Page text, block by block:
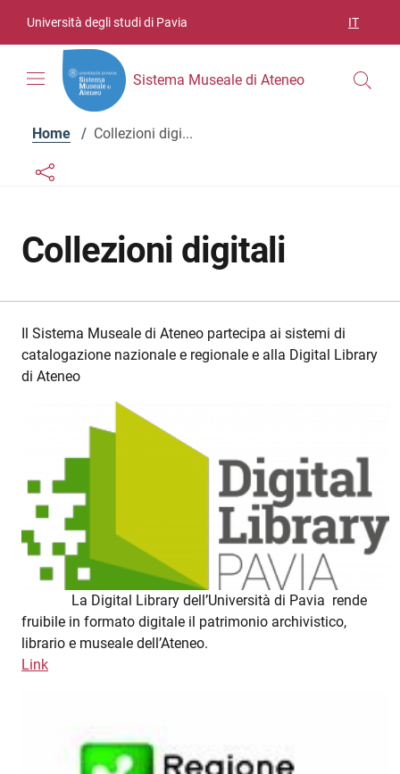
Università degli studi di Pavia IT
Sistema Museale di Ateneo
Home / Collezioni digi...
Links condivisione social
Bottone condivisione social
Collezioni digitali
Il Sistema Museale di Ateneo partecipa ai sistemi di
catalogazione nazionale e regionale e alla Digital Library
di Ateneo
La Digital Library dell’Università di Pavia rende
fruibile in formato digitale il patrimonio archivistico,
librario e museale dell’Ateneo.
Link